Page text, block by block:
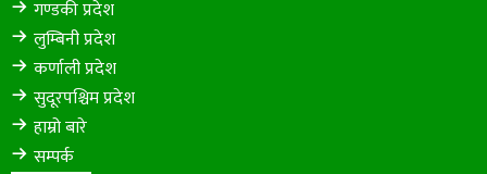
गण्डकी प्रदेश
लुम्बिनी प्रदेश
कर्णाली प्रदेश
सुदूरपश्चिम प्रदेश
हाम्रो बारे
सम्पर्क